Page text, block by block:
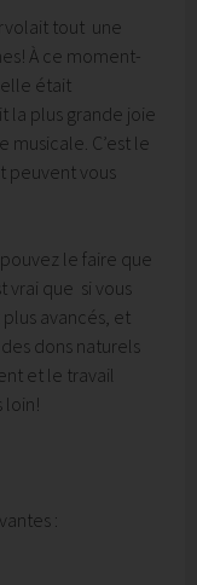
tout une
À ce moment-
était
la plus grande joie
musicale. C’est le
peuvent vous
le faire que
vrai que si vous
avancés, et
dons naturels
et le travail
loin!
: